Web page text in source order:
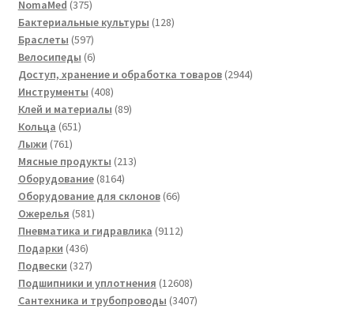
NomaMed 375375
товаров
Бактериальные культуры 128128
Браслеты 597597
товаров
Велосипеды 66
товаров
Доступ, хранение и обработка товаров 29442944
Инструменты 408408
товаров
Клей и материалы 8989
Кольца 651651
Лыжи 761761
товар
Мясные продукты 213213
Оборудование 81648164
товара
Оборудование для склонов 6666
Ожерелья 581581
товар
Пневматика и гидравлика 91129112
Подарки 436436
товаров
Подвески 327327
товаров
Подшипники и уплотнения 1260812608
товаров
Сантехника и трубопроводы 34073407